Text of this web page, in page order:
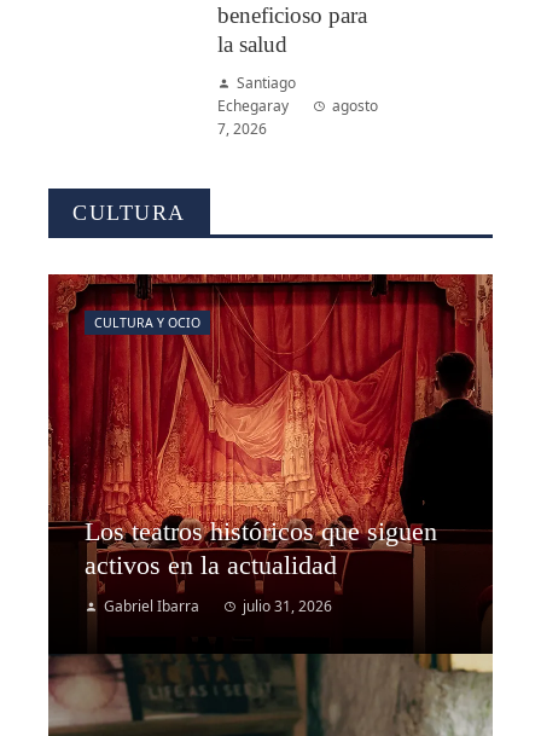
beneficioso para
la salud
Santiago
Echegaray
agosto
7, 2026
CULTURA
Los teatros históricos que siguen
activos en la actualidad
Gabriel Ibarra julio 31, 2026
CULTURA Y OCIO